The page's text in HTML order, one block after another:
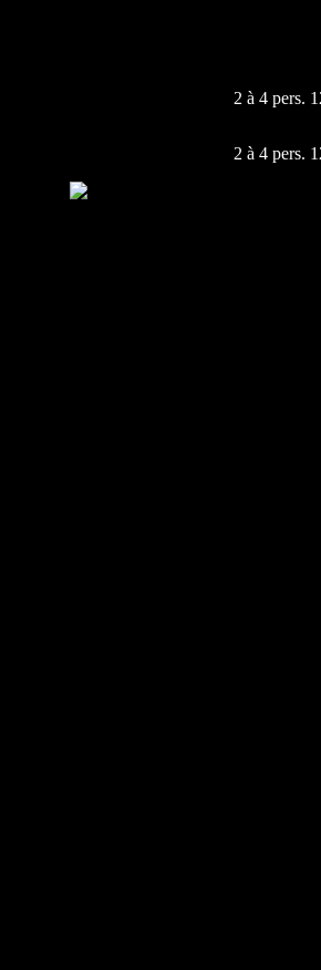
2 à 4 pers.
2 à 4 pers.